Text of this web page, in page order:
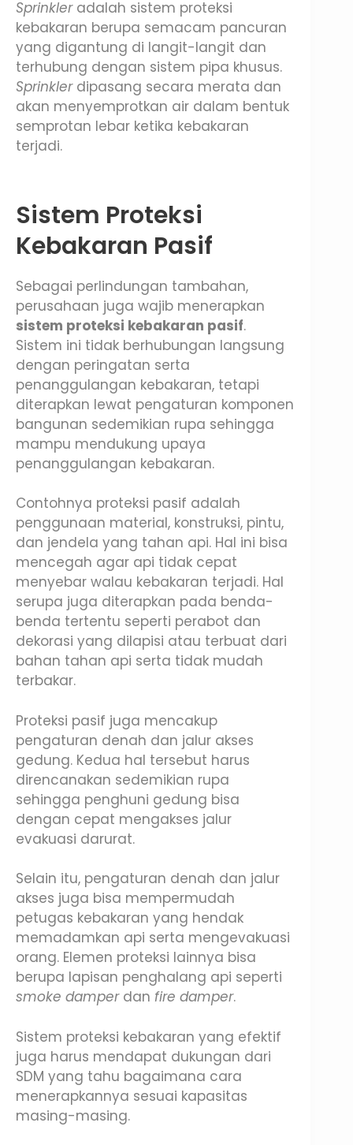
Sprinkler adalah sistem proteksi
kebakaran berupa semacam pancuran
yang digantung di langit-langit dan
terhubung dengan sistem pipa khusus.
Sprinklerdipasang secara merata dan
akan menyemprotkan air dalam bentuk
semprotan lebar ketika kebakaran
terjadi.
Sistem Proteksi
Kebakaran Pasif
Sebagai perlindungan tambahan,
perusahaan juga wajib menerapkan
sistem proteksi kebakaran pasif.
Sistem ini tidak berhubungan langsung
dengan peringatan serta
penanggulangan kebakaran, tetapi
diterapkan lewat pengaturan komponen
bangunan sedemikian rupa sehingga
mampu mendukung upaya
penanggulangan kebakaran.
Contohnya proteksi pasif adalah
penggunaan material, konstruksi, pintu,
dan jendela yang tahan api. Hal ini bisa
mencegah agar api tidak cepat
menyebar walau kebakaran terjadi. Hal
serupa juga diterapkan pada benda-
benda tertentu seperti perabot dan
dekorasi yang dilapisi atau terbuat dari
bahan tahan api serta tidak mudah
terbakar.
Proteksi pasif juga mencakup
pengaturan denah dan jalur akses
gedung. Kedua hal tersebut harus
direncanakan sedemikian rupa
sehingga penghuni gedung bisa
dengan cepat mengakses jalur
evakuasi darurat.
Selain itu, pengaturan denah dan jalur
akses juga bisa mempermudah
petugas kebakaran yang hendak
memadamkan api serta mengevakuasi
orang. Elemen proteksi lainnya bisa
berupa lapisan penghalang api seperti
smoke damperdan fire damper.
Sistem proteksi kebakaran yang efektif
juga harus mendapat dukungan dari
SDM yang tahu bagaimana cara
menerapkannya sesuai kapasitas
masing-masing.